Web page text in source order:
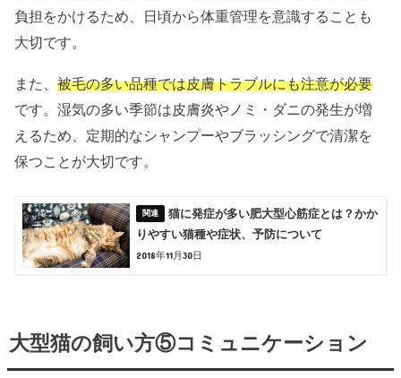
負担をかけるため、日頃から体重管理を意識することも
大切です。
また、被毛の多い品種では皮膚トラブルにも注意が必要
です。湿気の多い季節は皮膚炎やノミ・ダニの発生が増
えるため、定期的なシャンプーやブラッシングで清潔を
保つことが大切です。
猫に発症が多い肥大型心筋症とは？かか
りやすい猫種や症状、予防について
2018年11月30日
大型猫の飼い方⑤コミュニケーション